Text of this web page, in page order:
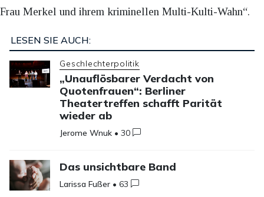
Frau Merkel und ihrem kriminellen Multi-Kulti-Wahn“.
LESEN SIE AUCH:
Geschlechterpolitik
„Unauflösbarer Verdacht von
Quotenfrauen“: Berliner
Theatertreffen schafft Parität
wieder ab
Jerome Wnuk •30
Das unsichtbare Band
Larissa Fußer •63